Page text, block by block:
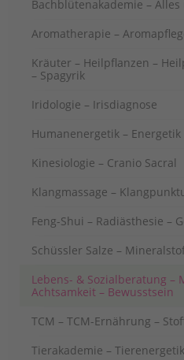
Bachblütenakademie –
Aromatherapie –
Kräuter – Heilpflanzen –
– Spagyrik
Iridologie – Irisdiagnose
Humanenergetik – Energetik
Kinesiologie – Cranio Sacral
Klangmassage –
Feng-Shui – Radiästhesie –
Schüssler Salze –
Lebens- & Sozialberatung –
Achtsamkeit – Bewusstsein
TCM – TCM-Ernährung –
Tierakademie – Tierenergetik